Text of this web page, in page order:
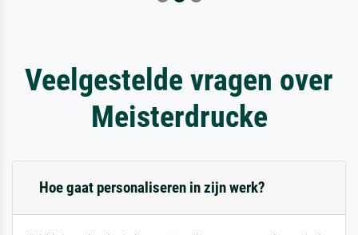
Veelgestelde vragen over
Meisterdrucke
Hoe gaat personaliseren in zijn werk?